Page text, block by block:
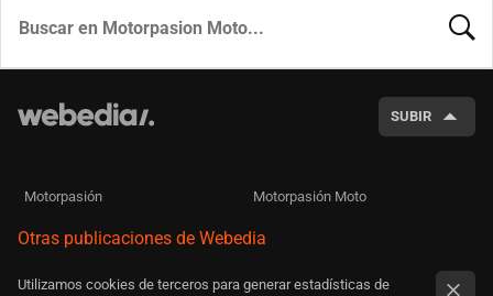
SUBIR
Motorpasión Motorpasión Moto
Otras publicaciones de Webedia
Utilizamos cookies de terceros para generar estadísticas de